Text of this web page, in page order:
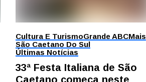
Cultura E TurismoGrande ABCMais
São Caetano Do Sul
Últimas Notícias
33ª Festa Italiana de São
Caetano começa neste